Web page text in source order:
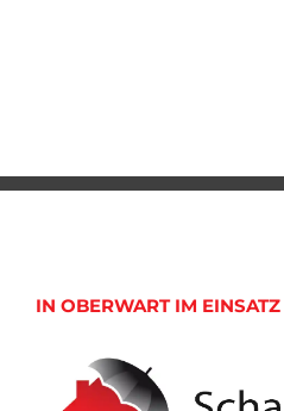
IN OBERWART IM EINSATZ